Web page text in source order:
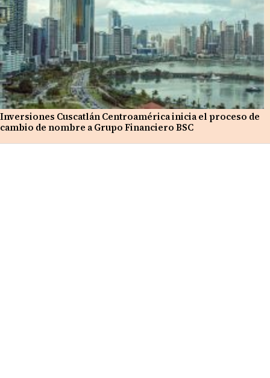
Inversiones Cuscatlán Centroamérica inicia el proceso de
cambio de nombre a Grupo Financiero BSC